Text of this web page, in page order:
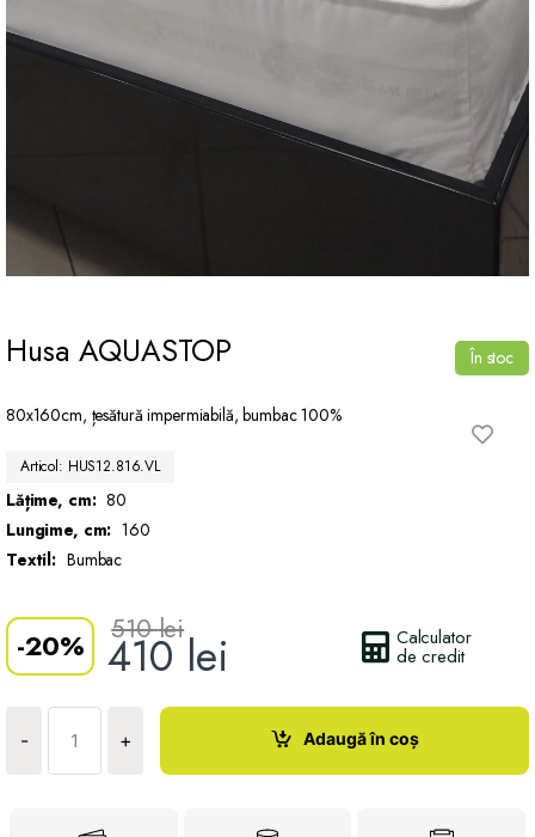
Husa AQUASTOP
80x160cm, țesătură impermiabilă, bumbac 100%
Articol: HUS12.816.VL
Lățime, cm: 80
Lungime, cm: 160
Textil: Bumbac
-20% 410lei
510lei Calculator
de credit
În stoc
-
Cantitate
Husa
+ Adaugă în coș